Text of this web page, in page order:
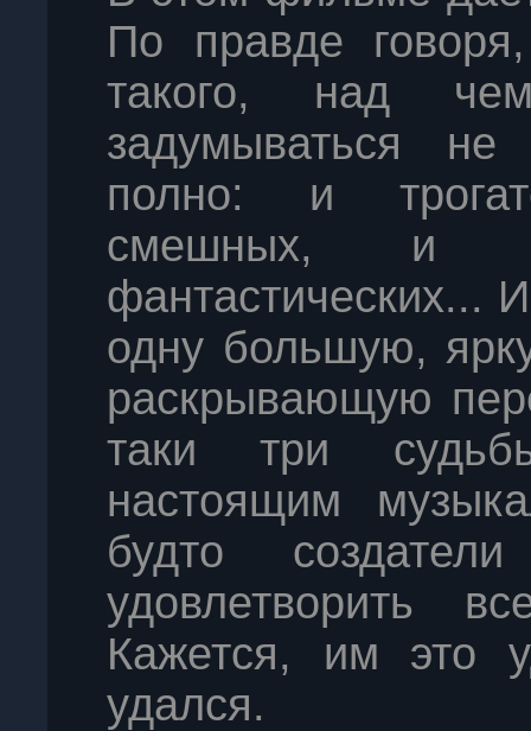
По правде
такого, над
задумываться
полно: и
смешных, и
фантастических...
одну большую,
раскрывающую
таки три
настоящим
будто
удовлетворить
Кажется, им это
удался.